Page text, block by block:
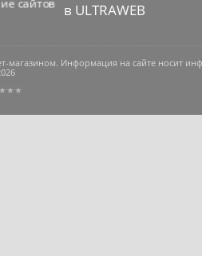
в ULTRAWEB
магазином. Информация на сайте носит